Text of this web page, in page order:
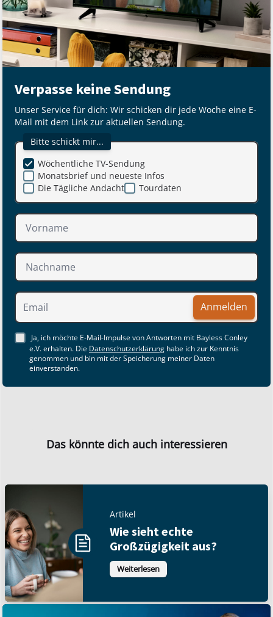
Verpasse keine Sendung
Unser Service für dich: Wir schicken dir jede Woche eine E-
Mail mit dem Link zur aktuellen Sendung.
Bitte schickt mir...
Monatsbrief und neueste Infos
Die Tägliche Andacht
Wöchentliche TV-Sendung
Tourdaten
Anmelden
Ja, ich möchte E-Mail-Impulse von Antworten mit Bayless Conley
e.V. erhalten. Die Datenschutzerklärung habe ich zur Kenntnis
genommen und bin mit der Speicherung meiner Daten
einverstanden.
Das könnte dich auch interessieren
Artikel
Wie sieht echte
Großzügigkeit aus?
Weiterlesen